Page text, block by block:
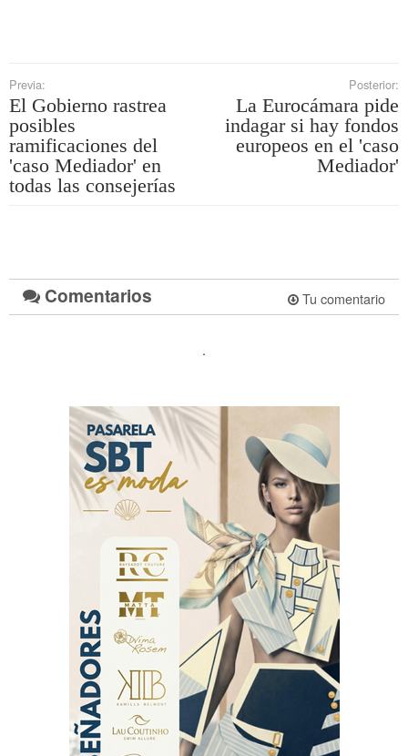
Previa:
El Gobierno rastrea
posibles
ramificaciones del
'caso Mediador' en
todas las consejerías
Posterior:
La Eurocámara pide
indagar si hay fondos
europeos en el 'caso
Mediador'
Comentarios Tu comentario
.